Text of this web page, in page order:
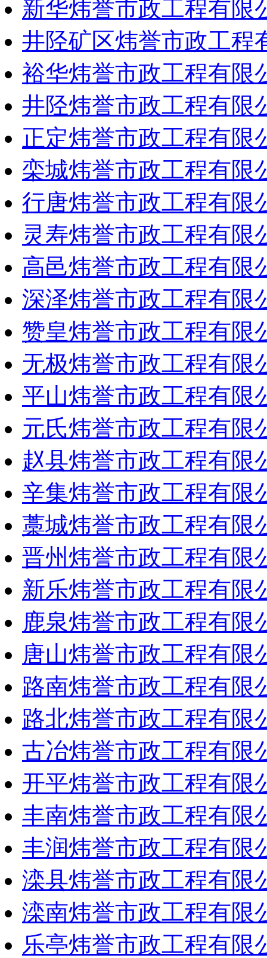
新华炜誉市政工程有限
井陉矿区炜誉市政工程
裕华炜誉市政工程有限
井陉炜誉市政工程有限
正定炜誉市政工程有限
栾城炜誉市政工程有限
行唐炜誉市政工程有限
灵寿炜誉市政工程有限
高邑炜誉市政工程有限
深泽炜誉市政工程有限
赞皇炜誉市政工程有限
无极炜誉市政工程有限
平山炜誉市政工程有限
元氏炜誉市政工程有限
赵县炜誉市政工程有限
辛集炜誉市政工程有限
藁城炜誉市政工程有限
晋州炜誉市政工程有限
新乐炜誉市政工程有限
鹿泉炜誉市政工程有限
唐山炜誉市政工程有限
路南炜誉市政工程有限
路北炜誉市政工程有限
古冶炜誉市政工程有限
开平炜誉市政工程有限
丰南炜誉市政工程有限
丰润炜誉市政工程有限
滦县炜誉市政工程有限
滦南炜誉市政工程有限
乐亭炜誉市政工程有限